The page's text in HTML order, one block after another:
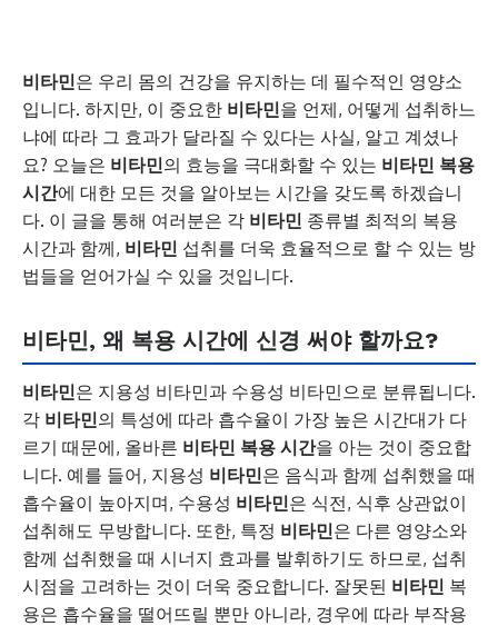
비타민은 우리 몸의 건강을 유지하는 데 필수적인 영양소
입니다. 하지만, 이 중요한 비타민을 언제, 어떻게 섭취하느
냐에 따라 그 효과가 달라질 수 있다는 사실, 알고 계셨나
요? 오늘은 비타민의 효능을 극대화할 수 있는 비타민 복용
시간에 대한 모든 것을 알아보는 시간을 갖도록 하겠습니
다. 이 글을 통해 여러분은 각 비타민 종류별 최적의 복용
시간과 함께, 비타민 섭취를 더욱 효율적으로 할 수 있는 방
법들을 얻어가실 수 있을 것입니다.
비타민, 왜 복용 시간에 신경 써야 할까요?
비타민은 지용성 비타민과 수용성 비타민으로 분류됩니다.
각 비타민의 특성에 따라 흡수율이 가장 높은 시간대가 다
르기 때문에, 올바른 비타민 복용 시간을 아는 것이 중요합
니다. 예를 들어, 지용성 비타민은 음식과 함께 섭취했을 때
흡수율이 높아지며, 수용성 비타민은 식전, 식후 상관없이
섭취해도 무방합니다. 또한, 특정 비타민은 다른 영양소와
함께 섭취했을 때 시너지 효과를 발휘하기도 하므로, 섭취
시점을 고려하는 것이 더욱 중요합니다. 잘못된 비타민 복
용은 흡수율을 떨어뜨릴 뿐만 아니라, 경우에 따라 부작용